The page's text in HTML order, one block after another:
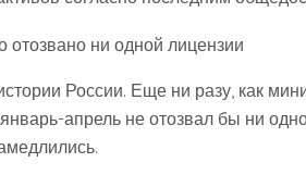
России. Еще ни разу, как
апрель не отозвал бы ни